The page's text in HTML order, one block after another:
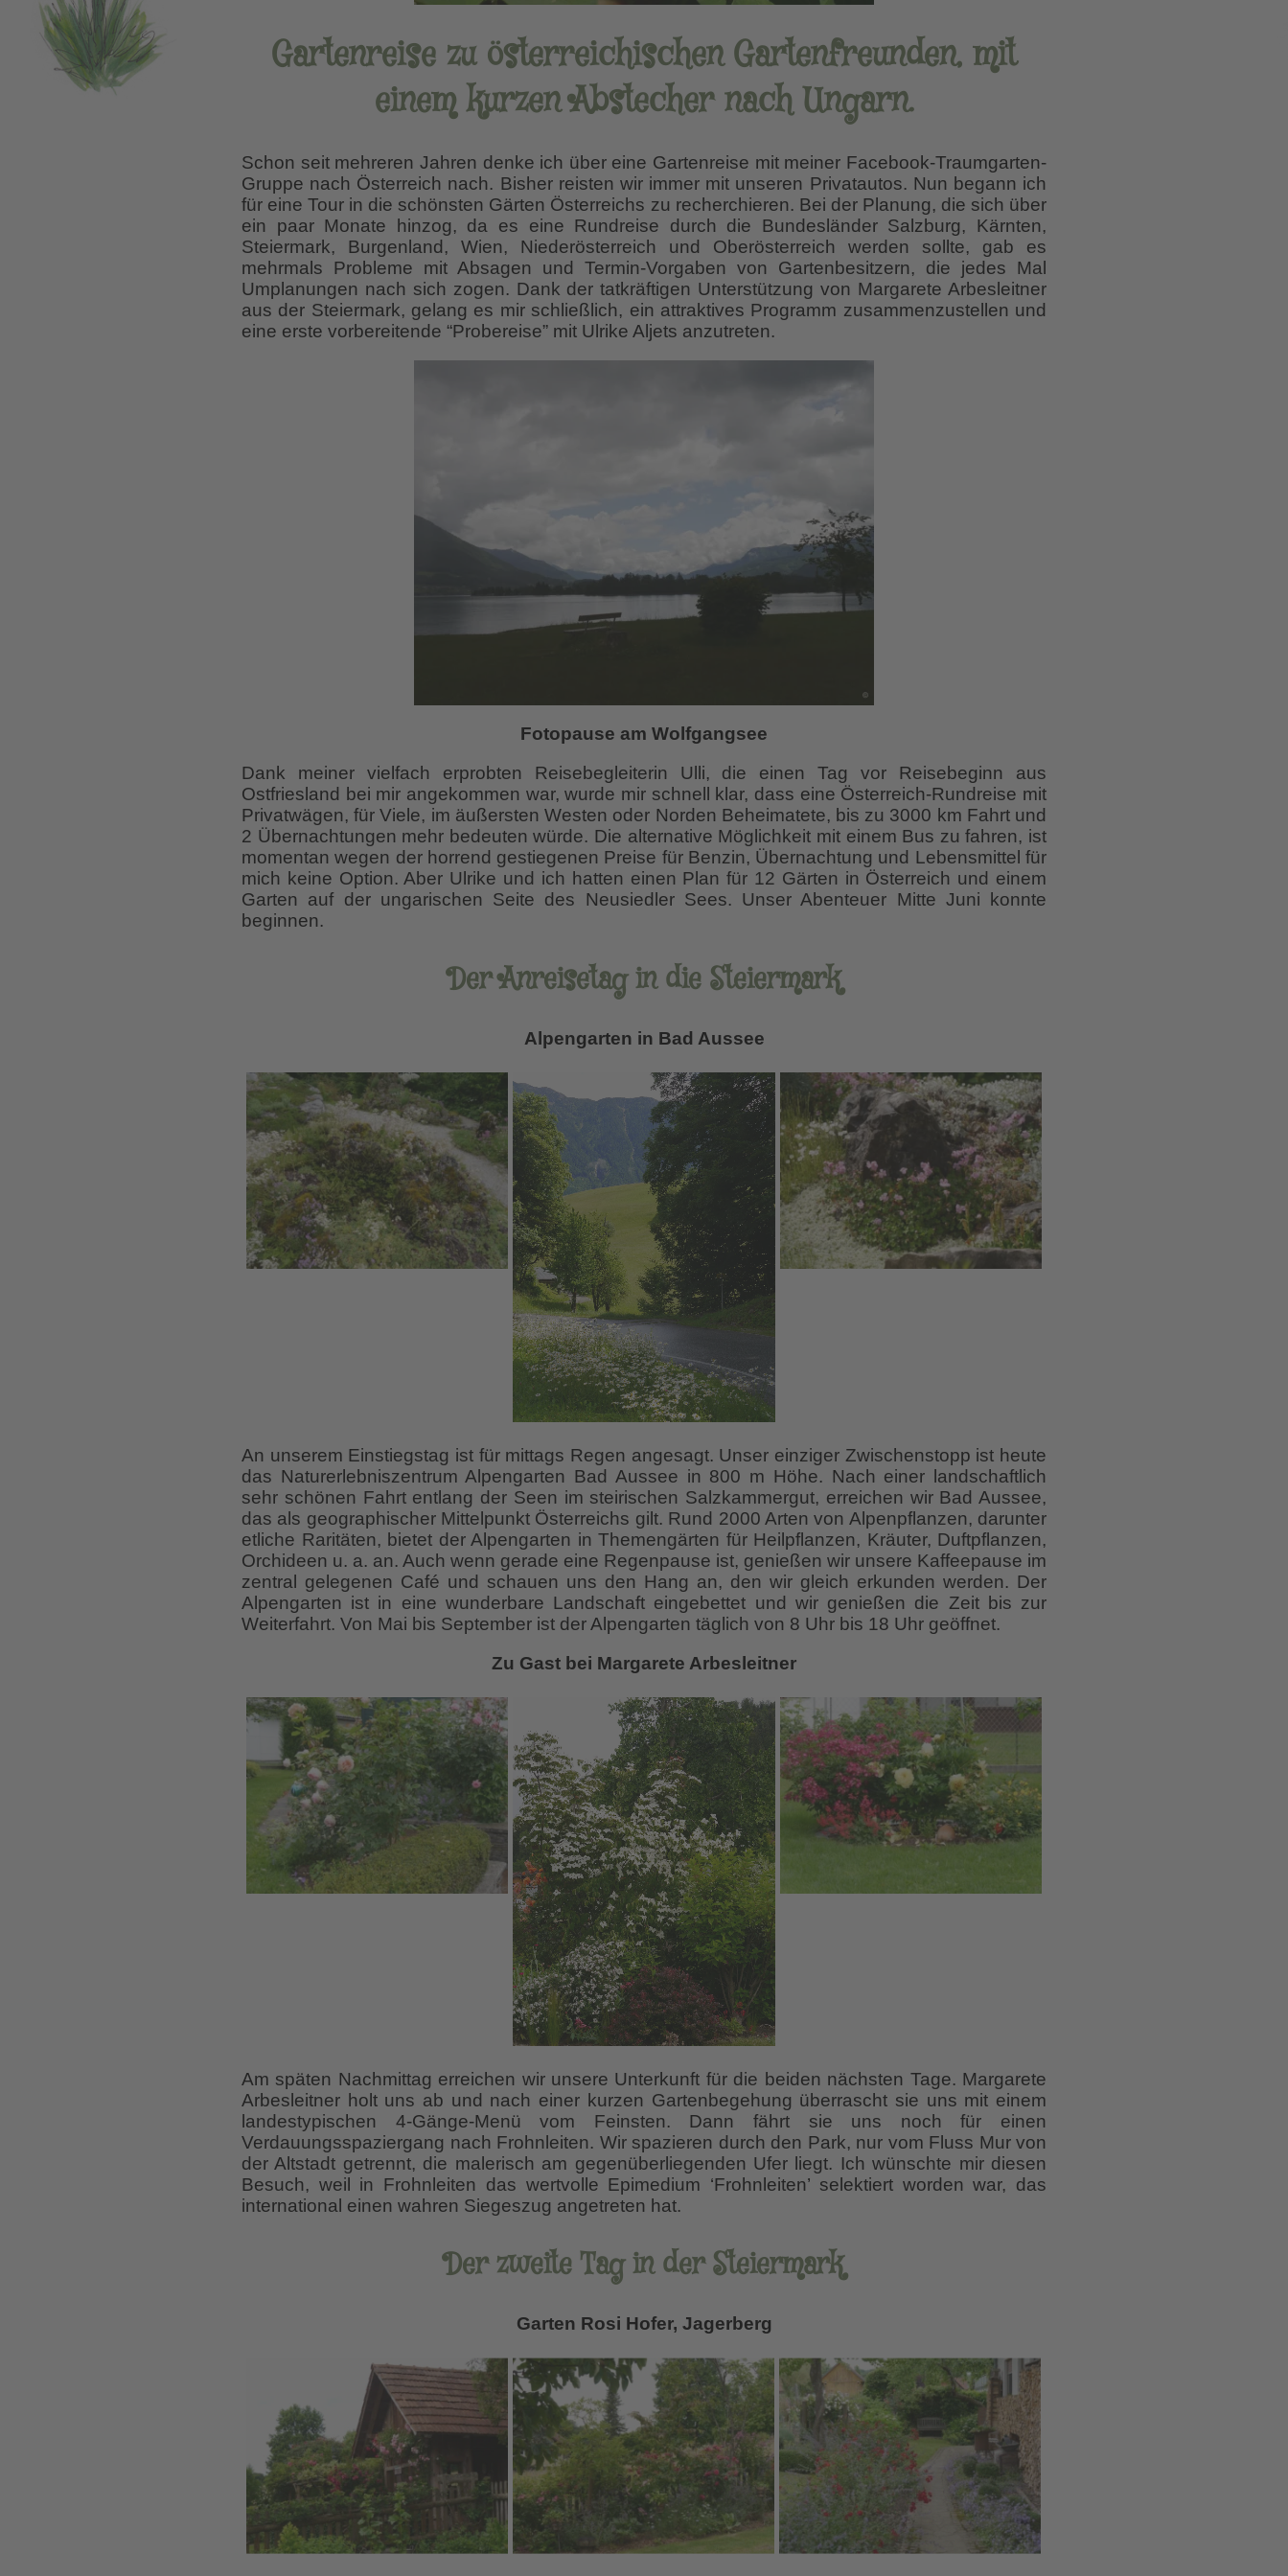
Gartenreise zu österreichischen Gartenfreunden, mit
einem kurzen Abstecher nach Ungarn.
Schon seit mehreren Jahren denke ich über eine Gartenreise mit meiner Facebook-Traumgarten-
Gruppe nach Österreich nach. Bisher reisten wir immer mit unseren Privatautos. Nun begann ich
für eine Tour in die schönsten Gärten Österreichs zu recherchieren. Bei der Planung, die sich über
ein paar Monate hinzog, da es eine Rundreise durch die Bundesländer Salzburg, Kärnten,
Steiermark, Burgenland, Wien, Niederösterreich und Oberösterreich werden sollte, gab es
mehrmals Probleme mit Absagen und Termin-Vorgaben von Gartenbesitzern, die jedes Mal
Umplanungen nach sich zogen. Dank der tatkräftigen Unterstützung von Margarete Arbesleitner
aus der Steiermark, gelang es mir schließlich, ein attraktives Programm zusammenzustellen und
eine erste vorbereitende “Probereise” mit Ulrike Aljets anzutreten.
Fotopause am Wolfgangsee
Dank meiner vielfach erprobten Reisebegleiterin Ulli, die einen Tag vor Reisebeginn aus
Ostfriesland bei mir angekommen war, wurde mir schnell klar, dass eine Österreich-Rundreise mit
Privatwägen, für Viele, im äußersten Westen oder Norden Beheimatete, bis zu 3000 km Fahrt und
2 Übernachtungen mehr bedeuten würde. Die alternative Möglichkeit mit einem Bus zu fahren, ist
momentan wegen der horrend gestiegenen Preise für Benzin, Übernachtung und Lebensmittel für
mich keine Option. Aber Ulrike und ich hatten einen Plan für 12 Gärten in Österreich und einem
Garten auf der ungarischen Seite des Neusiedler Sees. Unser Abenteuer Mitte Juni konnte
beginnen.
Der Anreisetag in die Steiermark
Alpengarten in Bad Aussee
An unserem Einstiegstag ist für mittags Regen angesagt. Unser einziger Zwischenstopp ist heute
das Naturerlebniszentrum Alpengarten Bad Aussee in 800 m Höhe. Nach einer landschaftlich
sehr schönen Fahrt entlang der Seen im steirischen Salzkammergut, erreichen wir Bad Aussee,
das als geographischer Mittelpunkt Österreichs gilt. Rund 2000 Arten von Alpenpflanzen, darunter
etliche Raritäten, bietet der Alpengarten in Themengärten für Heilpflanzen, Kräuter, Duftpflanzen,
Orchideen u. a. an. Auch wenn gerade eine Regenpause ist, genießen wir unsere Kaffeepause im
zentral gelegenen Café und schauen uns den Hang an, den wir gleich erkunden werden. Der
Alpengarten ist in eine wunderbare Landschaft eingebettet und wir genießen die Zeit bis zur
Weiterfahrt. Von Mai bis September ist der Alpengarten täglich von 8 Uhr bis 18 Uhr geöffnet.
Zu Gast bei Margarete Arbesleitner
Am späten Nachmittag erreichen wir unsere Unterkunft für die beiden nächsten Tage. Margarete
Arbesleitner holt uns ab und nach einer kurzen Gartenbegehung überrascht sie uns mit einem
landestypischen 4-Gänge-Menü vom Feinsten. Dann fährt sie uns noch für einen
Verdauungsspaziergang nach Frohnleiten. Wir spazieren durch den Park, nur vom Fluss Mur von
der Altstadt getrennt, die malerisch am gegenüberliegenden Ufer liegt. Ich wünschte mir diesen
Besuch, weil in Frohnleiten das wertvolle Epimedium ‘Frohnleiten’ selektiert worden war, das
international einen wahren Siegeszug angetreten hat.
Der zweite Tag in der Steiermark
Garten Rosi Hofer, Jagerberg